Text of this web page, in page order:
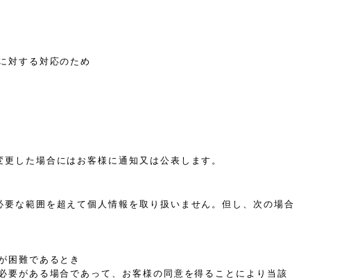
対する対応のため
した場合にはお客様に通知又は公表します。
な範囲を超えて個人情報を取り扱いません。但し、次の場合
困難であるとき
要がある場合であって、お客様の同意を得ることにより当該